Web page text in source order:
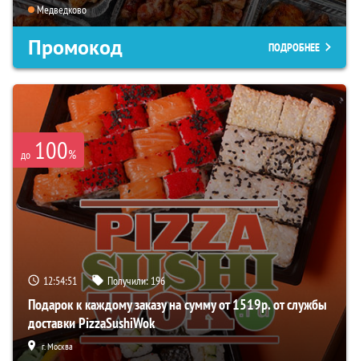
Медведково
Промокод ПОДРОБНЕЕ
до 100%
12:54:51 Получили:196
Подарок к каждому заказу на сумму от 1519р. от службы
доставки PizzaSushiWok
г. Москва